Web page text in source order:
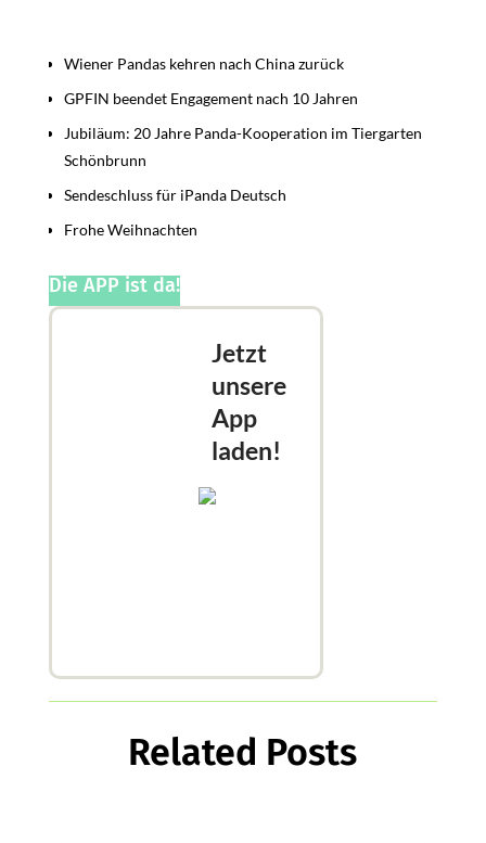
Wiener Pandas kehren nach China zurück
GPFIN beendet Engagement nach 10 Jahren
Jubiläum: 20 Jahre Panda-Kooperation im Tiergarten
Schönbrunn
Sendeschluss für iPanda Deutsch
Frohe Weihnachten
Die APP ist da!
Jetzt
unsere
App
laden!
Related Posts